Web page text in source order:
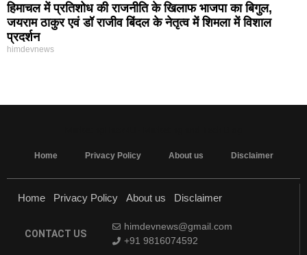
हिमाचल में प्रतिशोध की राजनीति के खिलाफ भाजपा का बिगुल,
जयराम ठाकुर एवं डॉ राजीव बिंदल के नेतृत्व में शिमला में विशाल
प्रदर्शन
himdevnews
Home Privacy Policy About us Disclaimer
Home Privacy Policy About us Disclaimer
CONTACT US
himdevnews@gmail.com
+91 9816074592